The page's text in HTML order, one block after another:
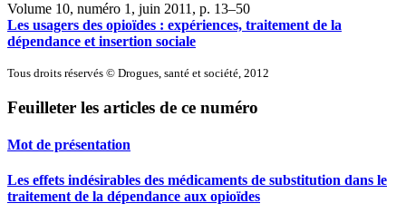
Volume 10, numéro 1, juin 2011 , p. 13–50
Les usagers des opioïdes : expériences, traitement de la
dépendance et insertion sociale
Tous droits réservés © Drogues, santé et société, 2012
Feuilleter les articles de ce numéro
Mot de présentation
Les effets indésirables des médicaments de substitution dans le
traitement de la dépendance aux opioïdes